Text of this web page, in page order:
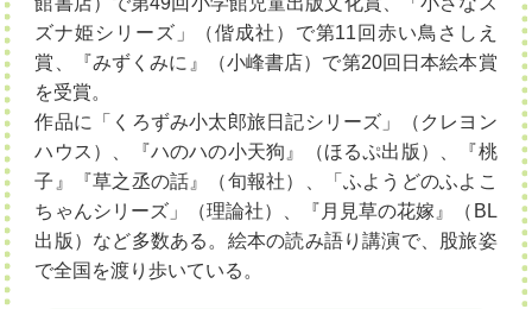
ズナ姫シリーズ」（偕成社）で第11回赤い鳥さしえ
賞、『みずくみに』（小峰書店）で第20回日本絵本賞
を受賞。
作品に「くろずみ小太郎旅日記シリーズ」（クレヨン
ハウス）、『ハのハの小天狗』（ほるぷ出版）、『桃
子』『草之丞の話』（旬報社）、「ふようどのふよこ
ちゃんシリーズ」（理論社）、『月見草の花嫁』（BL
出版）など多数ある。絵本の読み語り講演で、股旅姿
で全国を渡り歩いている。